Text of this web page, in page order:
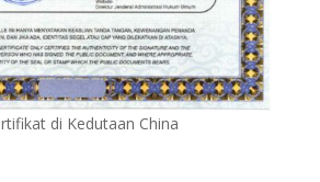
di Kedutaan China